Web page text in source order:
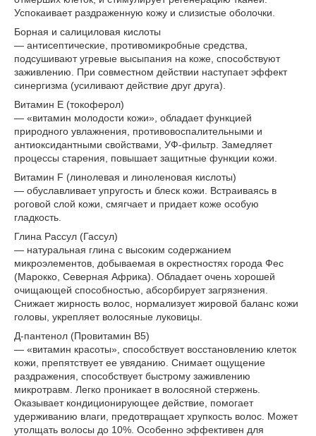
Успокаивает раздраженную кожу и слизистые оболочки.
Борная и салициловая кислоты
— антисептические, противомикробные средства,
подсушивают угревые высыпания на коже, способствуют
заживлению. При совместном действии наступает эффект
синергизма (усиливают действие друг друга).
Витамин Е (токоферол)
— «витамин молодости кожи», обладает функцией
природного увлажнения, противовоспалительными и
антиоксидантными свойствами, УФ-фильтр. Замедляет
процессы старения, повышает защитные функции кожи.
Витамин F (линолевая и линоленовая кислоты)
— обуславливает упругость и блеск кожи. Встраиваясь в
роговой слой кожи, смягчает и придает коже особую
гладкость.
Глина Рассул (Гассул)
— натуральная глина с высоким содержанием
микроэлементов, добываемая в окрестностях города Фес
(Марокко, Северная Африка). Обладает очень хорошей
очищающей способностью, абсорбирует загрязнения.
Снижает жирность волос, нормализует жировой баланс кожи
головы, укрепляет волосяные луковицы.
Д-пантенол (Провитамин В5)
— «витамин красоты», способствует восстановлению клеток
кожи, препятствует ее увяданию. Снимает ощущение
раздражения, способствует быстрому заживлению
микротравм. Легко проникает в волосяной стержень.
Оказывает кондиционирующее действие, помогает
удерживанию влаги, предотвращает хрупкость волос. Может
утолщать волосы до 10%. Особенно эффективен для